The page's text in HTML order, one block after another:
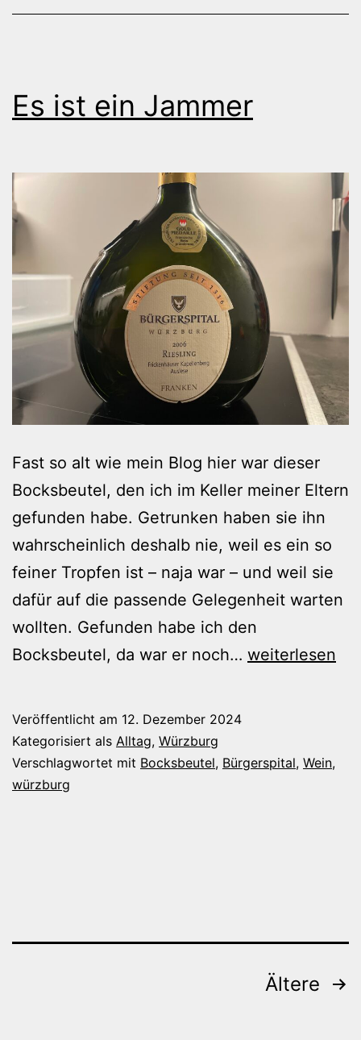
Es ist ein Jammer
Fast so alt wie mein Blog hier war dieser
Bocksbeutel, den ich im Keller meiner Eltern
gefunden habe. Getrunken haben sie ihn
wahrscheinlich deshalb nie, weil es ein so
feiner Tropfen ist – naja war – und weil sie
dafür auf die passende Gelegenheit warten
wollten. Gefunden habe ich den
Bocksbeutel, da war er noch… Es
weiterlesen
Veröffentlicht am 12. Dezember 2024
Kategorisiert als Alltag, Würzburg
Verschlagwortet mit Bocksbeutel, Bürgerspital, Wein,
würzburg
Ältere